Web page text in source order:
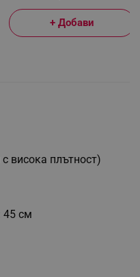
+ Добави
виcoĸa плътнocт)
45 cм